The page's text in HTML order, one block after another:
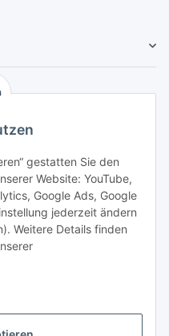
gestatten Sie den
Website: YouTube,
Google Ads, Google
jederzeit ändern
Weitere Details finden